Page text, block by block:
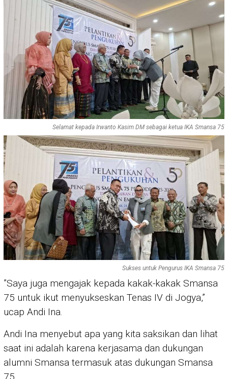
Selamat kepada Irwanto Kasim DM sebagai ketua IKA Smansa 75
Sukses untuk Pengurus IKA Smansa 75
”Saya juga mengajak kepada kakak-kakak Smansa
75 untuk ikut menyukseskan Tenas IV di Jogya,”
ucap Andi Ina.
Andi Ina menyebut apa yang kita saksikan dan lihat
saat ini adalah karena kerjasama dan dukungan
alumni Smansa termasuk atas dukungan Smansa
75.